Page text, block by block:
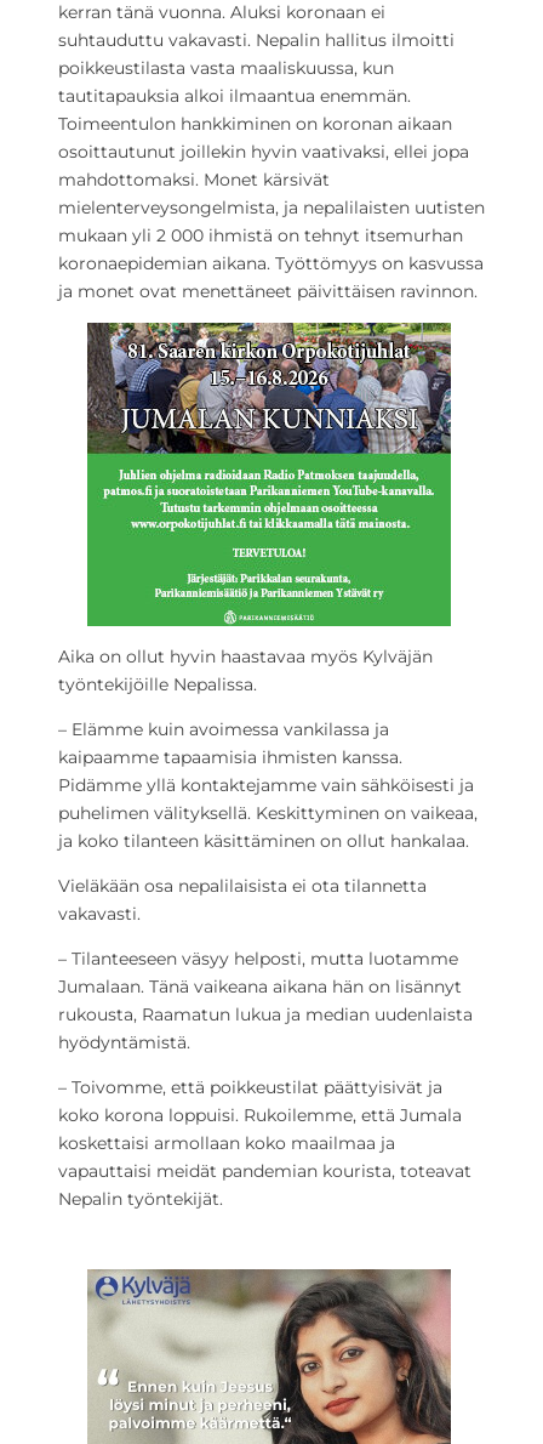
kerran tänä vuonna. Aluksi koronaan ei
suhtauduttu vakavasti. Nepalin hallitus ilmoitti
poikkeustilasta vasta maaliskuussa, kun
tautitapauksia alkoi ilmaantua enemmän.
Toimeentulon hankkiminen on koronan aikaan
osoittautunut joillekin hyvin vaativaksi, ellei jopa
mahdottomaksi. Monet kärsivät
mielenterveysongelmista, ja nepalilaisten uutisten
mukaan yli 2 000 ihmistä on tehnyt itsemurhan
koronaepidemian aikana. Työttömyys on kasvussa
ja monet ovat menettäneet päivittäisen ravinnon.
Aika on ollut hyvin haastavaa myös Kylväjän
työntekijöille Nepalissa.
– Elämme kuin avoimessa vankilassa ja
kaipaamme tapaamisia ihmisten kanssa.
Pidämme yllä kontaktejamme vain sähköisesti ja
puhelimen välityksellä. Keskittyminen on vaikeaa,
ja koko tilanteen käsittäminen on ollut hankalaa.
Vieläkään osa nepalilaisista ei ota tilannetta
vakavasti.
– Tilanteeseen väsyy helposti, mutta luotamme
Jumalaan. Tänä vaikeana aikana hän on lisännyt
rukousta, Raamatun lukua ja median uudenlaista
hyödyntämistä.
– Toivomme, että poikkeustilat päättyisivät ja
koko korona loppuisi. Rukoilemme, että Jumala
koskettaisi armollaan koko maailmaa ja
vapauttaisi meidät pandemian kourista, toteavat
Nepalin työntekijät.